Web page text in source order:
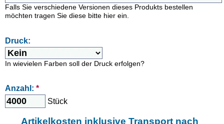
Falls Sie verschiedene Versionen dieses Produkts bestellen
möchten tragen Sie diese bitte hier ein.
Druck:
In wievielen Farben soll der Druck erfolgen?
Anzahl: *
Stück
Artikelkosten inklusive Transport nach